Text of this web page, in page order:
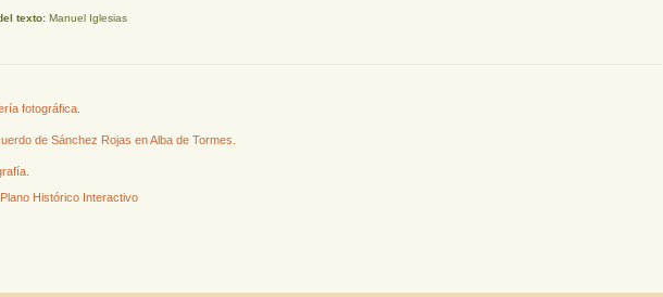
texto:Manuel Iglesias
fotográfica.
de Sánchez Rojas en Alba de Tormes.
Histórico Interactivo